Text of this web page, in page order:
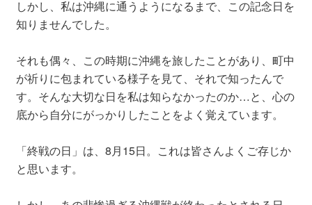
しかし、私は沖縄に通うようになるまで、この記念日を
知りませんでした。
それも偶々、この時期に沖縄を旅したことがあり、町中
が祈りに包まれている様子を見て、それで知ったんで
す。そんな大切な日を私は知らなかったのか…と、心の
底から自分にがっかりしたことをよく覚えています。
「終戦の日」は、8月15日。これは皆さんよくご存じか
と思います。